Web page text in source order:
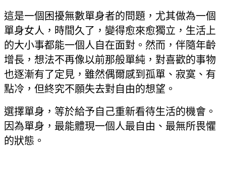
這是一個困擾無數單身者的問題，尤其做為一個
單身女人，時間久了，變得愈來愈獨立，生活上
的大小事都能一個人自在面對。然而，伴隨年齡
增長，想法不再像以前那般單純，對喜歡的事物
也逐漸有了定見，雖然偶爾感到孤單、寂寞、有
點冷，但終究不願失去對自由的想望。
選擇單身，等於給予自己重新看待生活的機會。
因為單身，最能體現一個人最自由、最無所畏懼
的狀態。